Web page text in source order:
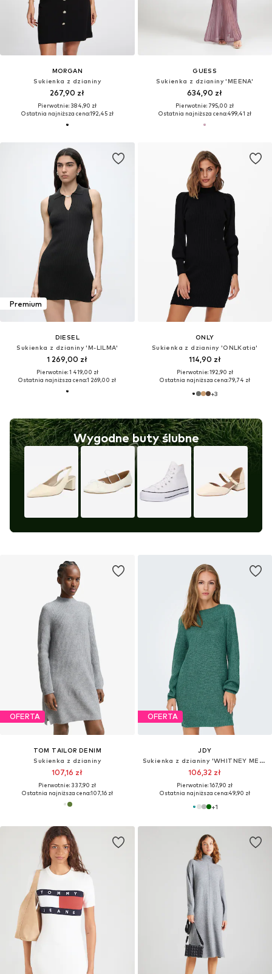
MORGAN
Sukienka z dzianiny
267,90 zł
Pierwotnie: 384,90 zł
Ostatnia najniższa cena:192,45 zł
GUESS
Sukienka z dzianiny 'MEENA'
634,90 zł
Pierwotnie: 795,00 zł
Ostatnia najniższa cena:499,41 zł
Premium
DIESEL
Sukienka z dzianiny 'M-LILMA'
1 269,00 zł
Pierwotnie: 1 419,00 zł
Ostatnia najniższa cena:1 269,00 zł
ONLY
Sukienka z dzianiny 'ONLKatia'
114,90 zł
Pierwotnie: 192,90 zł
Ostatnia najniższa cena:79,74 zł
+3
Wygodne buty ślubne
OFERTA
TOM TAILOR DENIM
Sukienka z dzianiny
107,16 zł
Pierwotnie: 337,90 zł
Ostatnia najniższa cena:107,16 zł
OFERTA
JDY
Sukienka z dzianiny 'WHITNEY MEGAN'
106,32 zł
Pierwotnie: 167,90 zł
Ostatnia najniższa cena:49,90 zł
+1